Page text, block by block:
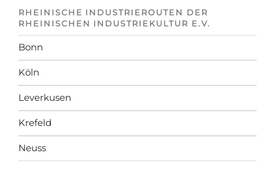
RHEINISCHE INDUSTRIEROUTEN DER
RHEINISCHEN INDUSTRIEKULTUR E.V.
Bonn
Köln
Leverkusen
Krefeld
Neuss